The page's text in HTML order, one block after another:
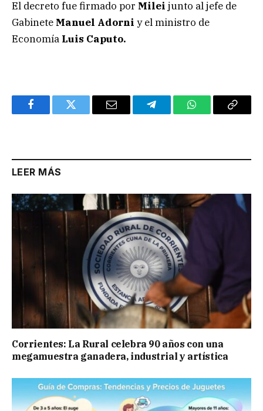
El decreto fue firmado por Milei junto al jefe de
Gabinete Manuel Adorni y el ministro de
Economía Luis Caputo.
FacebookTwitter Email TelegramWhatsAppCopy
LEER MÁS
Corrientes: La Rural celebra 90 años con una
megamuestra ganadera, industrial y artística